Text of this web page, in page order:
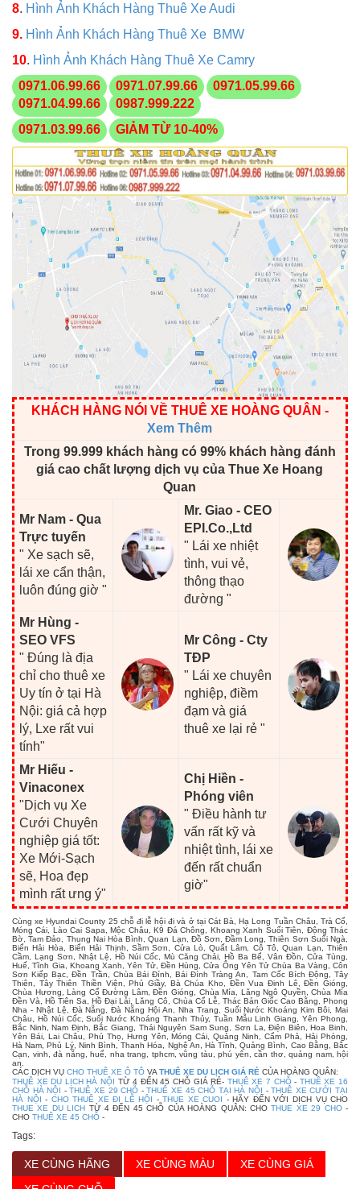
8. Hình Ảnh Khách Hàng Thuê Xe Audi
9. Hình Ảnh Khách Hàng Thuê Xe BMW
10. Hình Ảnh Khách Hàng Thuê Xe Camry
0971.06.99.66
0971.07.99.66
0971.05.99.66
0971.04.99.66
0987.999.222
0971.03.99.66
GIẢM TỪ 10-40%
KHÁCH HÀNG NÓI VỀ THUÊ XE HOÀNG QUÂN -
Xem Thêm
Trong 99.999 khách hàng có 99% khách hàng đánh
giá cao chất lượng dịch vụ của Thue Xe Hoang
Quan
Mr Nam - Qua
Trực tuyến
" Xe sạch sẽ,
lái xe cẩn thận,
luôn đúng giờ "
Mr. Giao - CEO
EPI.Co.,Ltd
" Lái xe nhiệt
tình, vui vẻ,
thông thạo
đường "
Mr Hùng -
SEO VFS
" Đúng là địa
chỉ cho thuê xe
Uy tín ở tại Hà
Nội: giá cả hợp
lý, Lxe rất vui
tính"
Mr Công - Cty
TĐP
" Lái xe chuyên
nghiệp, điềm
đạm và giá
thuê xe lại rẻ "
Mr Hiếu -
Vinaconex
"Dịch vụ Xe
Cưới Chuyên
nghiệp giá tốt:
Xe Mới-Sạch
sẽ, Hoa đẹp
mình rất ưng ý"
Chị Hiền -
Phóng viên
" Điều hành tư
vấn rất kỹ và
nhiệt tình, lái xe
đến rất chuẩn
giờ"
Cùng xe Hyundai County 25 chỗ đi lễ hội đi và ở tại Cát Bà, Hạ Long Tuần Châu, Trà Cổ,
Móng Cái, Lào Cai Sapa, Mộc Châu, K9 Đá Chông, Khoang Xanh Suối Tiên, Động Thác
Bờ, Tam Đảo, Thung Nai Hòa Bình, Quan Lạn, Đồ Sơn, Đầm Long, Thiên Sơn Suối Ngà,
Biển Hải Hòa, Biển Hải Thịnh, Sầm Sơn, Cửa Lò, Quất Lâm, Cô Tô, Quan Lạn, Thiên
Cầm, Lạng Sơn, Nhật Lệ, Hồ Núi Cốc, Mù Căng Chải, Hồ Ba Bể, Vân Đồn, Cửa Tùng,
Huế, Tĩnh Gia, Khoang Xanh, Yên Tử, Đền Hùng, Cửa Ông Yên Tử Chùa Ba Vàng, Côn
Sơn Kiếp Bạc, Đền Trần, Chùa Bái Đính, Bái Đính Tràng An, Tam Cốc Bích Động, Tây
Thiên, Tây Thiên Thiền Viện, Phủ Giầy, Bà Chúa Kho, Đền Vua Đinh Lê, Đền Gióng,
Chùa Hương, Làng Cổ Đường Lâm, Đền Gióng, Chùa Mía, Lăng Ngô Quyền, Chùa Mía
Đền Và, Hồ Tiên Sa, Hồ Đại Lải, Lăng Cô, Chùa Cổ Lễ, Thác Bản Giốc Cao Bằng, Phong
Nha - Nhật Lệ, Đà Nẵng, Đà Nẵng Hội An, Nha Trang, Suối Nước Khoáng Kim Bôi, Mai
Châu, Hồ Núi Cốc, Suối Nước Khoáng Thanh Thủy, Tuần Mẫu Linh Giang, Yên Phong,
Bắc Ninh, Nam Định, Bắc Giang, Thái Nguyên Sam Sung, Sơn La, Điện Biên, Hoa Binh,
Yên Bái, Lai Châu, Phú Thọ, Hưng Yên, Móng Cái, Quảng Ninh, Cẩm Phả, Hải Phòng,
Hà Nam, Phủ Lý, Ninh Bình, Thanh Hóa, Nghệ An, Hà Tĩnh, Quảng Bình, Cao Bằng, Bắc
Cạn, vinh, đà nẵng, huế, nha trang, tphcm, vũng tàu, phú yên, cần thơ, quảng nam, hội
an.
CÁC DỊCH VỤ CHO THUÊ XE Ô TÔ VA THUÊ XE DU LỊCH GIÁ RẺ CỦA HOÀNG QUÂN:
THUÊ XE DU LỊCH HÀ NỘI TỪ 4 ĐẾN 45 CHỖ GIÁ RẺ- THUÊ XE 7 CHỖ- THUÊ XE 16
CHỖ HÀ NỘI -THUÊ XE 29 CHỖ -THUÊ XE 45 CHỖ TẠI HÀ NỘI -THUÊ XE CƯỚI TẠI
HÀ NỘI - CHO THUÊ XE ĐI LỄ HỘI -THUE XE CUOI - HÃY ĐẾN VỚI DỊCH VỤ CHO
THUE XE DU LICH TỪ 4 ĐẾN 45 CHỖ CỦA HOÀNG QUÂN: CHOTHUE XE 29 CHO-
CHO THUÊ XE 45 CHỖ -
Tags:
XE CÙNG HÃNG XE CÙNG MÀU
XE CÙNG GIÁ